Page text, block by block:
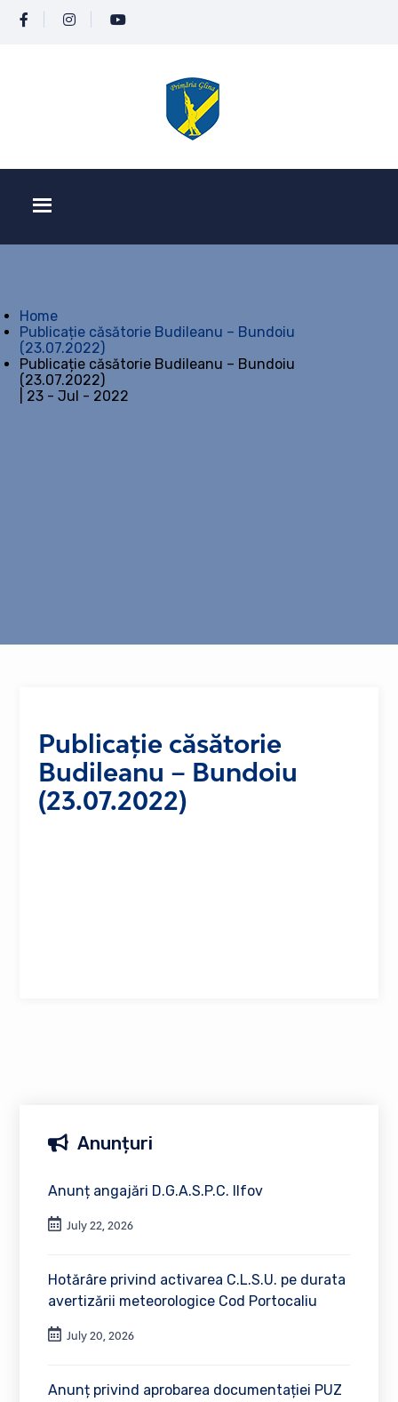
Home
Publicație căsătorie Budileanu – Bundoiu
(23.07.2022)
Publicație căsătorie Budileanu – Bundoiu
(23.07.2022)
| 23 - Jul - 2022
Publicație căsătorie
Budileanu – Bundoiu
(23.07.2022)
Anunțuri
Anunț angajări D.G.A.S.P.C. Ilfov
July 22, 2026
Hotărâre privind activarea C.L.S.U. pe durata
avertizării meteorologice Cod Portocaliu
July 20, 2026
Anunț privind aprobarea documentației PUZ